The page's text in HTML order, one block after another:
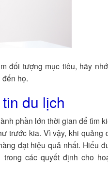
đối tượng mục tiêu, hãy
họ.
du lịch
phần lớn thời gian để tìm
trước kia. Vì vậy, khi quảng
đạt hiệu quả nhất. Hiểu
các quyết định cho